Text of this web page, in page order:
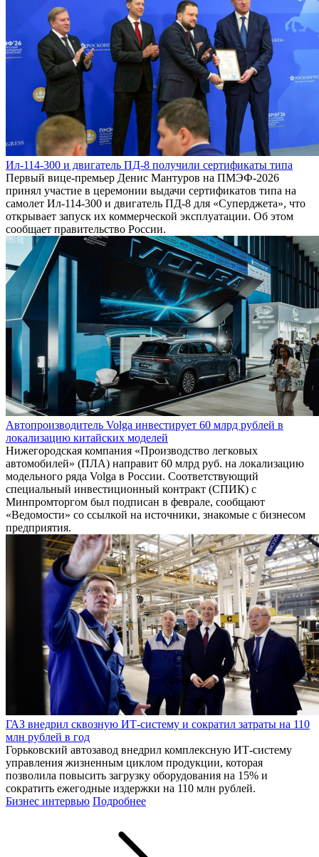
Ил-114-300 и двигатель ПД-8 получили сертификаты типа
Первый вице-премьер Денис Мантуров на ПМЭФ-2026
принял участие в церемонии выдачи сертификатов типа на
самолет Ил-114-300 и двигатель ПД-8 для «Суперджета», что
открывает запуск их коммерческой эксплуатации. Об этом
сообщает правительство России.
Автопроизводитель Volga инвестирует 60 млрд рублей в
локализацию китайских моделей
Нижегородская компания «Производство легковых
автомобилей» (ПЛА) направит 60 млрд руб. на локализацию
модельного ряда Volga в России. Соответствующий
специальный инвестиционный контракт (СПИК) с
Минпромторгом был подписан в феврале, сообщают
«Ведомости» со ссылкой на источники, знакомые с бизнесом
предприятия.
ГАЗ внедрил сквозную ИТ-систему и сократил затраты на 110
млн рублей в год
Горьковский автозавод внедрил комплексную ИТ-систему
управления жизненным циклом продукции, которая
позволила повысить загрузку оборудования на 15% и
сократить ежегодные издержки на 110 млн рублей.
Бизнес интервью Подробнее